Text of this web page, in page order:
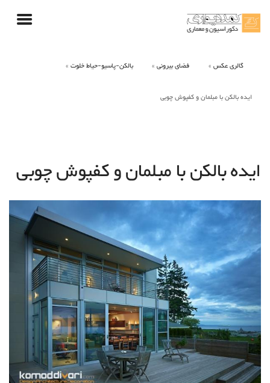
گالری عکس فضای بیرونی بالکن-پاسیو-حیاط خلوت
ایده بالکن با مبلمان و کفپوش چوبی
ایده بالکن با مبلمان و کفپوش چوبی